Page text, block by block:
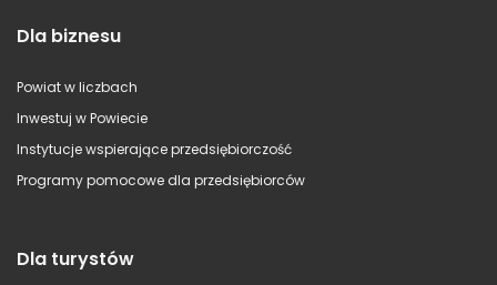
Dla biznesu
Powiat w liczbach
Inwestuj w Powiecie
Instytucje wspierające przedsiębiorczość
Programy pomocowe dla przedsiębiorców
Dla turystów